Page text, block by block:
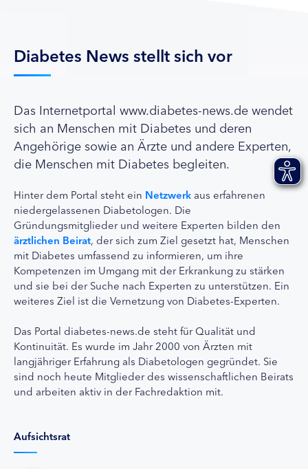
Diabetes News stellt sich vor
Das Internetportal www.diabetes-news.de wendet
sich an Menschen mit Diabetes und deren
Angehörige sowie an Ärzte und andere Experten,
die Menschen mit Diabetes begleiten.
Hinter dem Portal steht ein Netzwerk aus erfahrenen
niedergelassenen Diabetologen. Die
Gründungsmitglieder und weitere Experten bilden den
ärztlichen Beirat, der sich zum Ziel gesetzt hat, Menschen
mit Diabetes umfassend zu informieren, um ihre
Kompetenzen im Umgang mit der Erkrankung zu stärken
und sie bei der Suche nach Experten zu unterstützen. Ein
weiteres Ziel ist die Vernetzung von Diabetes-Experten.
Das Portal diabetes-news.de steht für Qualität und
Kontinuität. Es wurde im Jahr 2000 von Ärzten mit
langjähriger Erfahrung als Diabetologen gegründet. Sie
sind noch heute Mitglieder des wissenschaftlichen Beirats
und arbeiten aktiv in der Fachredaktion mit.
Aufsichtsrat